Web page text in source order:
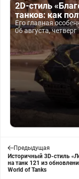
2D-стиль
танков: как
Его главная
06 августа, четверг
Предыдущая
Историчный 3D-стиль
на танк 121 из
World of Tanks